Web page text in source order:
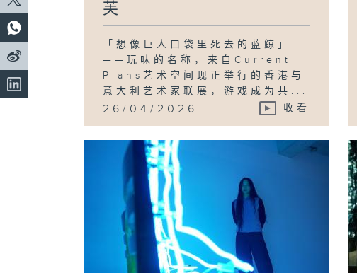
芙
「想像巨人口袋里死去的蓝鲸」
——玩味的名称，来自Current
Plans艺术空间现正举行的香港与
意大利艺术家联展，游戏成为共...
26/04/2026 收看